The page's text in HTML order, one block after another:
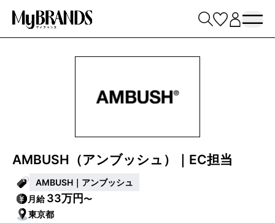
AMBUSH（アンブッシュ）｜EC担当
AMBUSH｜アンブッシュ
月給33万円〜
東京都